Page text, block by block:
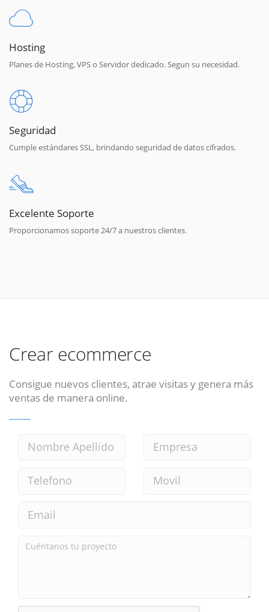
Hosting
Planes de Hosting, VPS o Servidor dedicado. Segun su necesidad.
Seguridad
Cumple estándares SSL, brindando seguridad de datos cifrados.
Excelente Soporte
Proporcionamos soporte 24/7 a nuestros clientes.
Crear ecommerce
Consigue nuevos clientes, atrae visitas y genera más
ventas de manera online.